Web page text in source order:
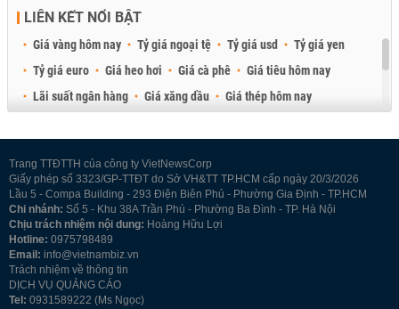
LIÊN KẾT NỔI BẬT
Giá vàng hôm nay Tỷ giá ngoại tệ Tỷ giá usd
Tỷ giá yen
Tỷ giá euro
Giá heo hơi Giá cà phê
Giá tiêu hôm nay
Lãi suất ngân hàng
Giá xăng dầu
Giá thép hôm nay
Trang TTĐTTH của công ty VietNewsCorp
Giấy phép số 3323/GP-TTĐT do Sở VH&TT TP.HCM cấp ngày 20/3/2026
Lầu 5 - Compa Building - 293 Điện Biên Phủ - Phường Gia Định - TP.HCM
Chi nhánh: Số 5 - Khu 38A Trần Phú - Phường Ba Đình - TP. Hà Nội
Chịu trách nhiệm nội dung: Hoàng Hữu Lợi
Hotline: 0975798489
Email: info@vietnambiz.vn
Trách nhiệm về thông tin
DỊCH VỤ QUẢNG CÁO
Tel: 0931589222 (Ms Ngọc)